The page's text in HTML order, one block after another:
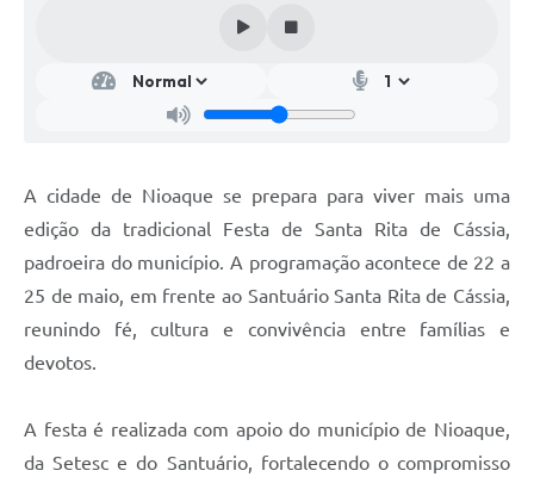
A cidade de Nioaque se prepara para viver mais uma
edição da tradicional Festa de Santa Rita de Cássia,
padroeira do município. A programação acontece de 22 a
25 de maio, em frente ao Santuário Santa Rita de Cássia,
reunindo fé, cultura e convivência entre famílias e
devotos.
A festa é realizada com apoio do município de Nioaque,
da Setesc e do Santuário, fortalecendo o compromisso